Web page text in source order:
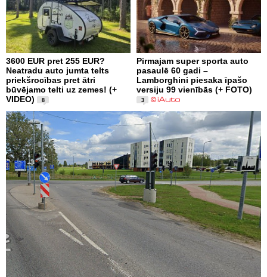
3600 EUR pret 255 EUR?
Neatradu auto jumta telts
priekšrocības pret ātri
būvējamo telti uz zemes! (+
VIDEO)
8
Pirmajam super sporta auto
pasaulē 60 gadi –
Lamborghini piesaka īpašo
versiju 99 vienībās (+ FOTO)
3